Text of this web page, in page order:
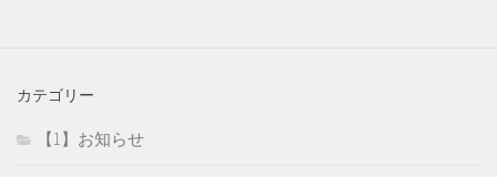
カテゴリー
【1】お知らせ